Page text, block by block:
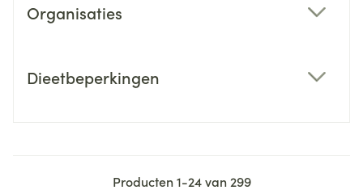
Organisaties
Dieetbeperkingen
Producten1-24van 299